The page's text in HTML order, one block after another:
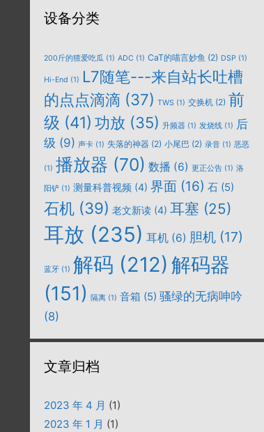
设备分类
200斤的猹爱吃瓜 (1) ADC (1) CaT的喵言妙鱼 (2) DSP (1)
Hi-End (1) L7随笔---来自站长吐槽
的点点滴滴 (37) TWS (1) 交换机 (2) 前
级 (41) 功放 (35) 升频器 (1) 发烧线 (1) 后
级 (9) 声卡 (1) 失落的神器 (2) 小尾巴 (2) 录音 (1) 恶恶
(1) 播放器 (70) 数播 (6) 更正公告 (1) 洛
阳铲 (1) 测量科普视频 (4) 界面 (16) 石 (5)
石机 (39) 老文新读 (4) 耳塞 (25)
耳放 (235) 耳机 (6) 胆机 (17)
蓝牙 (1) 解码 (212) 解码器
(151) 隔离 (1) 音箱 (5) 骚绿的无病呻吟
(8)
文章归档
2023 年 4 月 (1)
2023 年 1 月 (1)